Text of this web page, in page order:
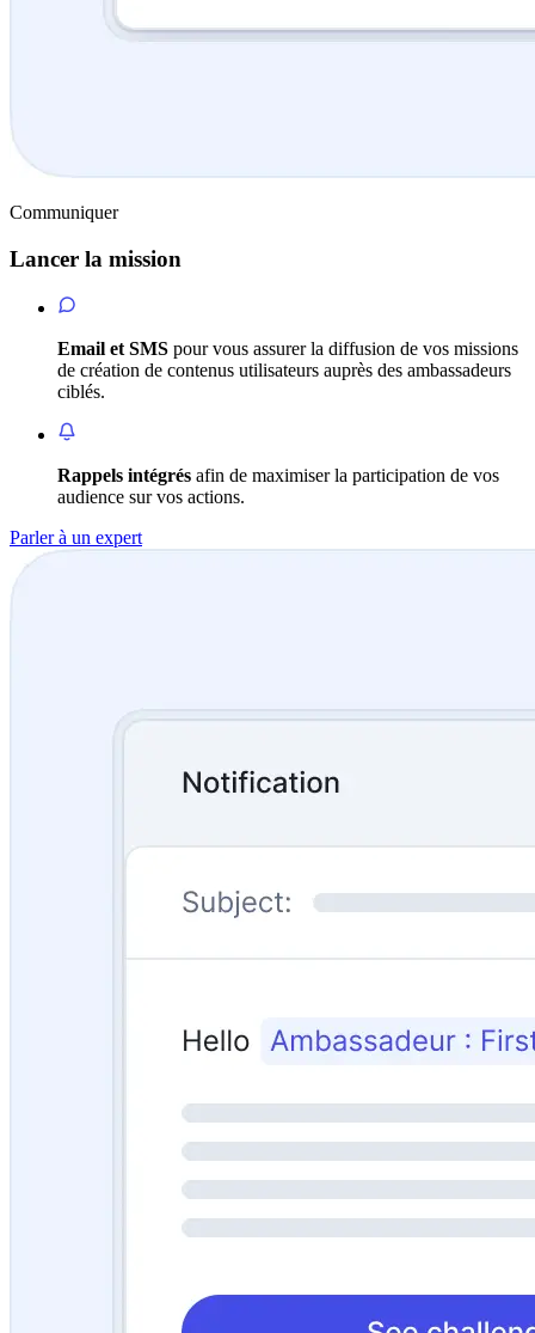
Communiquer
Lancer la mission
Email et SMS pour vous assurer la diffusion de vos missions
de création de contenus utilisateurs auprès des ambassadeurs
ciblés.
Rappels intégrés afin de maximiser la participation de vos
audience sur vos actions.
Parler à un expert